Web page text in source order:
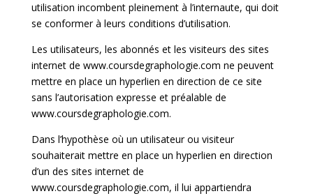
utilisation incombent pleinement à l’internaute, qui doit
se conformer à leurs conditions d’utilisation.
Les utilisateurs, les abonnés et les visiteurs des sites
internet de www.coursdegraphologie.com ne peuvent
mettre en place un hyperlien en direction de ce site
sans l’autorisation expresse et préalable de
www.coursdegraphologie.com.
Dans l’hypothèse où un utilisateur ou visiteur
souhaiterait mettre en place un hyperlien en direction
d’un des sites internet de
www.coursdegraphologie.com, il lui appartiendra